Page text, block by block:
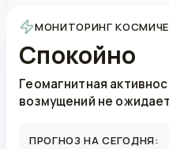
МОНИТОРИНГ
Спокойно
Геомагнитная
возмущений не
ПРОГНОЗ НА СЕГОДНЯ: